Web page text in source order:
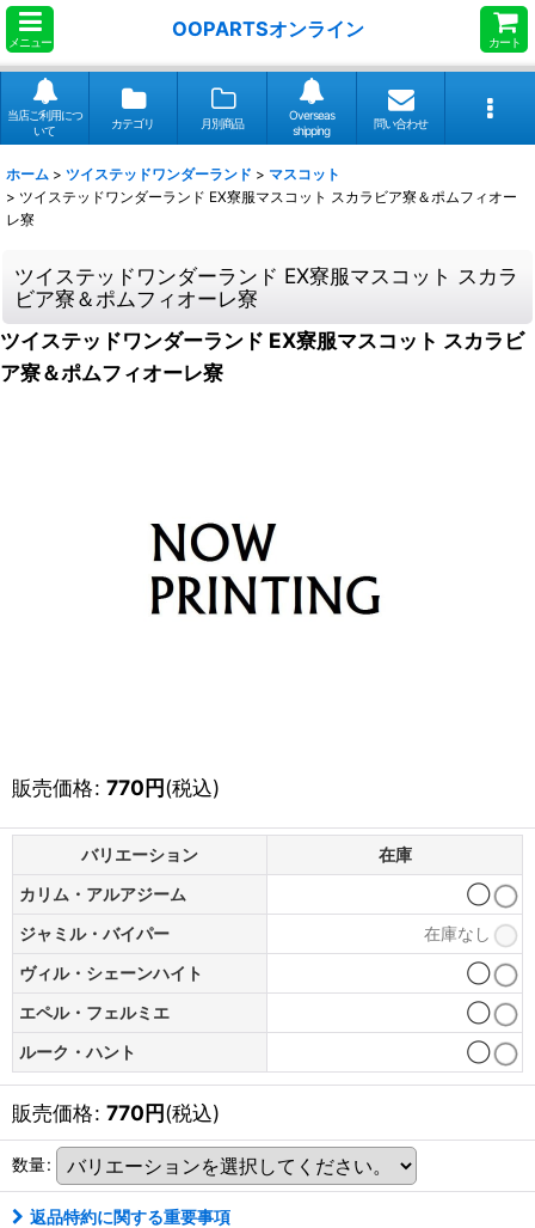
メニュー
OOPARTSオンライン
カート
当店ご利用につ
いて
カテゴリ 月別商品
Overseas
shipping
問い合わせ
ホーム > ツイステッドワンダーランド > マスコット
> ツイステッドワンダーランド EX寮服マスコット スカラビア寮＆ポムフィオー
レ寮
ツイステッドワンダーランド EX寮服マスコット スカラ
ビア寮＆ポムフィオーレ寮
ツイステッドワンダーランド EX寮服マスコット スカラビ
ア寮＆ポムフィオーレ寮
販売価格: 770円(税込)
バリエーション
在庫
カリム・アルアジーム
◯
ジャミル・バイパー
在庫なし
ヴィル・シェーンハイト
◯
エペル・フェルミエ
◯
ルーク・ハント
◯
販売価格: 770円(税込)
数量:
返品特約に関する重要事項